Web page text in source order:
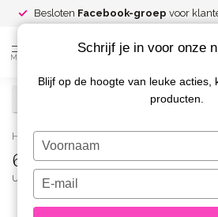
Besloten Facebook-groep voor
MENU
Home / 62 Gelpolish 8 gr.
62 Gelpolish 8 gr.
URBAN NAILS
Schrijf je in voor onze
Blijf op de hoogte van leuke acties,
producten.
Typ
je
naam
Typ
je
e-